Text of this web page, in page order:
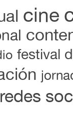
cine
festival
redes